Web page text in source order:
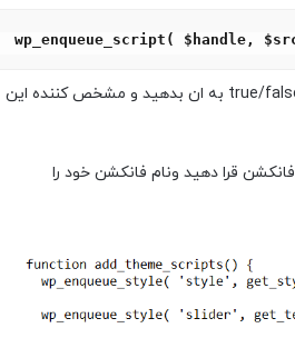
wp_enqueue_script( $handle,
توضیحات این کد نیز مانند کد بالا میباشد فقط یک بخش Infooter دارد که باید مقدار true/false به ان بدهید و مشخص کننده این
قرا دهید ونام فانکشن خود را